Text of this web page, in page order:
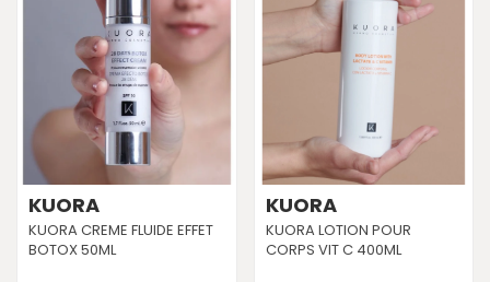
KUORA
KUORA CREME FLUIDE EFFET
BOTOX 50ML
KUORA
KUORA LOTION POUR
CORPS VIT C 400ML